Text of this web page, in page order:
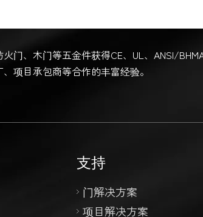
门、木门等五金件获得CE、UL、ANSI/
项目承包商等合作的丰富经验。
支持
门解决方案
项目解决方案